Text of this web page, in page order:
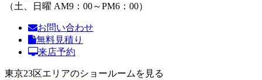
（土、日曜 AM9：00～PM6：00）
お問い合わせ
無料見積り
来店予約
東京23区エリアのショールームを見る